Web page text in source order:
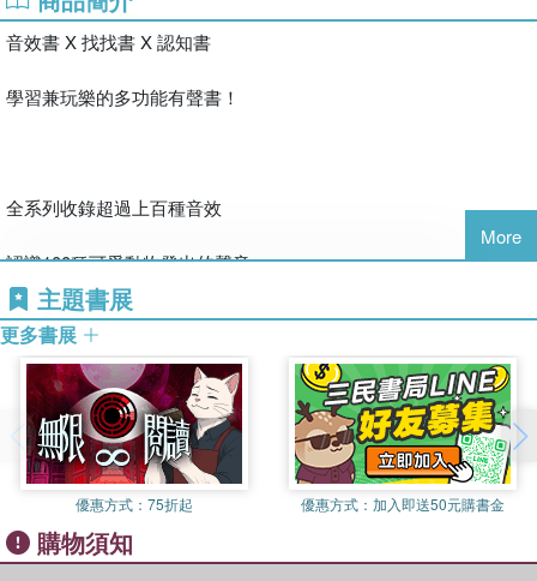
音效書 X 找找書 X 認知書
學習兼玩樂的多功能有聲書！
全系列收錄超過上百種音效
認識100種可愛動物發出的聲音
培養觀察力X專注力X邏輯力
暢遊五大場景！
按一按、聽一聽，學會1OO個常見雙語單字！
More
主題書展
更多書展
優惠方式： 75折起 優惠方式： 加入即送50元購書金
購物須知